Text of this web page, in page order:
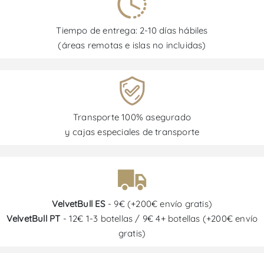
Tiempo de entrega: 2-10 días hábiles
(áreas remotas e islas no incluidas)
Transporte 100% asegurado
y cajas especiales de transporte
VelvetBull ES- 9€ (+200€ envío gratis)
VelvetBull PT - 12€ 1-3 botellas / 9€ 4+ botellas (+200€ envío
gratis)